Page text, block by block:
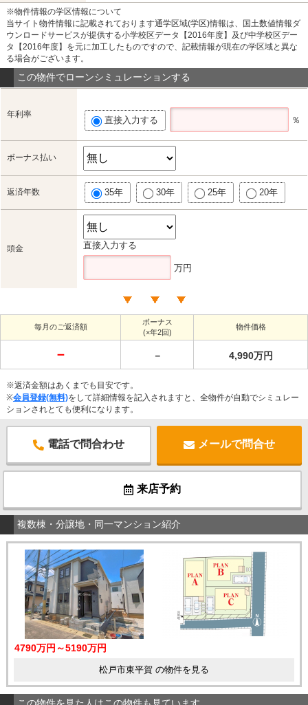
※物件情報の学区情報について
当サイト物件情報に記載されております通学区域(学区)情報は、国土数値情報ダ
ウンロードサービスが提供する小学校区データ【2016年度】及び中学校区デー
タ【2016年度】を元に加工したものですので、記載情報が現在の学区域と異な
る場合がございます。
この物件でローンシミュレーションする
年利率
直接入力する ％
ボーナス払い
返済年数 35年 30年 25年 20年
頭金 直接入力する
万円
毎月のご返済額
ボーナス
(×年2回)
物件価格
－ － 4,990万円
※返済金額はあくまでも目安です。
※会員登録(無料)をして詳細情報を記入されますと、全物件が自動でシミュレー
ションされとても便利になります。
電話で問合わせ メールで問合せ
来店予約
複数棟・分譲地・同一マンション紹介
4790万円～5190万円
松戸市東平賀 の物件を見る